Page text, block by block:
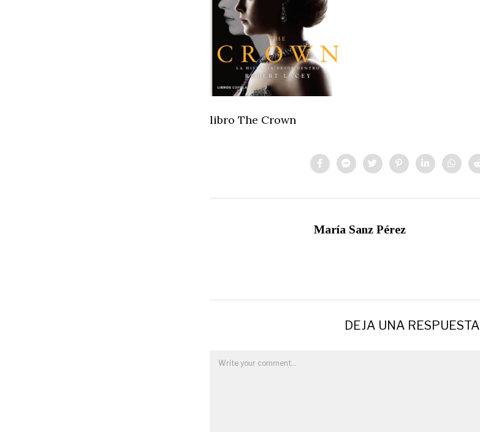
libro The Crown
María Sanz Pérez
DEJA UNA RESPUESTA